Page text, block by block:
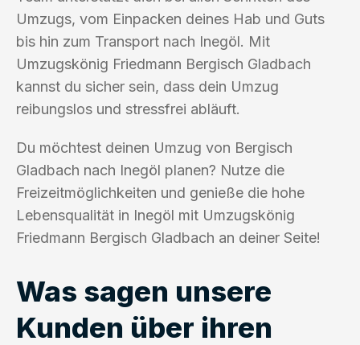
Umzugs, vom Einpacken deines Hab und Guts
bis hin zum Transport nach Inegöl. Mit
Umzugskönig Friedmann Bergisch Gladbach
kannst du sicher sein, dass dein Umzug
reibungslos und stressfrei abläuft.
Du möchtest deinen Umzug von Bergisch
Gladbach nach Inegöl planen? Nutze die
Freizeitmöglichkeiten und genieße die hohe
Lebensqualität in Inegöl mit Umzugskönig
Friedmann Bergisch Gladbach an deiner Seite!
Was sagen unsere
Kunden über ihren